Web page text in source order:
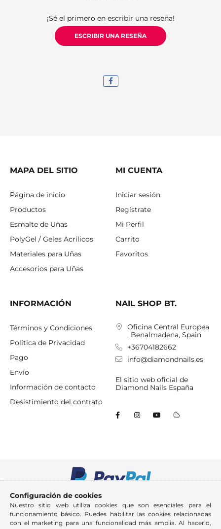
¡Sé el primero en escribir una reseña!
ESCRIBIR UNA RESEÑA
MAPA DEL SITIO
Página de inicio
Productos
Esmalte de Uñas
PolyGel / Geles Acrílicos
Materiales para Uñas
Accesorios para Uñas
MI CUENTA
Iniciar sesión
Regístrate
Mi Perfil
Carrito
Favoritos
INFORMACIÓN
Términos y Condiciones
Política de Privacidad
Pago
Envío
Información de contacto
Desistimiento del contrato
NAIL SHOP BT.
Oficina Central Europea
, Benalmadena, Spain
+36704182662
info@diamondnails.es
El sitio web oficial de
Diamond Nails España
Configuración de cookies
Nuestro sitio web utiliza cookies que son esenciales para el
funcionamiento básico. Puedes habilitar las cookies relacionadas
con el marketing para una funcionalidad más amplia. Al hacerlo,